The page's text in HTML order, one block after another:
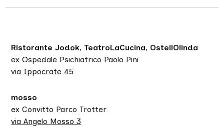
Ristorante Jodok, TeatroLaCucina, OstellOlinda
ex Ospedale Psichiatrico Paolo Pini
via Ippocrate 45
mosso
ex Convitto Parco Trotter
via Angelo Mosso 3